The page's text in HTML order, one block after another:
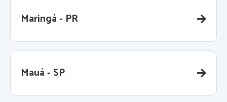
Maringá - PR
Mauá - SP